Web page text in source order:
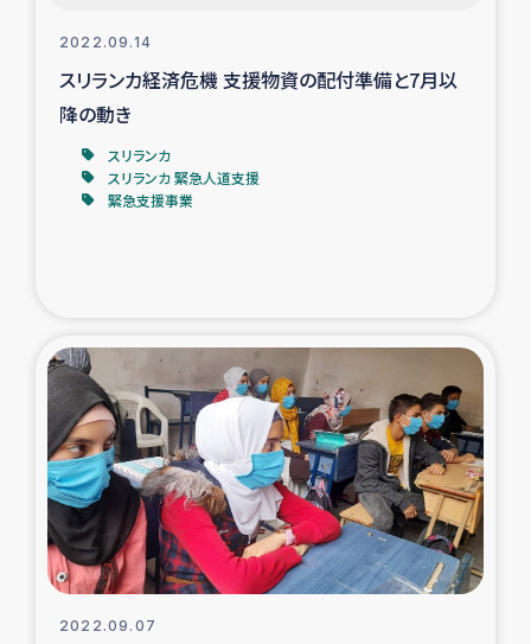
アグロフォレストリー（カカオ）事業
2022.09.14
スリランカ経済危機 支援物資の配付準備と7月以
降の動き
スリランカ
スリランカ 緊急人道支援
緊急支援事業
2022.09.07